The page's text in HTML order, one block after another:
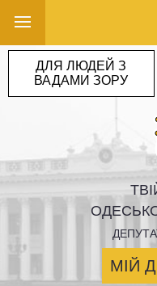
МІЙ
ДЛЯ ЛЮДЕЙ З
ВАДАМИ ЗОРУ